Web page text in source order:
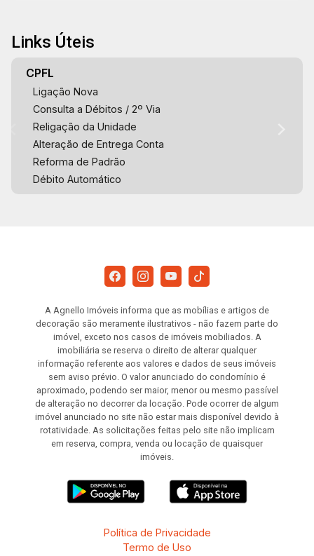
Links Úteis
CPFL
Ligação Nova
Consulta a Débitos / 2º Via
Religação da Unidade
Alteração de Entrega Conta
Reforma de Padrão
Débito Automático
A Agnello Imóveis informa que as mobílias e artigos de
decoração são meramente ilustrativos - não fazem parte do
imóvel, exceto nos casos de imóveis mobiliados. A
imobiliária se reserva o direito de alterar qualquer
informação referente aos valores e dados de seus imóveis
sem aviso prévio. O valor anunciado do condomínio é
aproximado, podendo ser maior, menor ou mesmo passível
de alteração no decorrer da locação. Pode ocorrer de algum
imóvel anunciado no site não estar mais disponível devido à
rotatividade. As solicitações feitas pelo site não implicam
em reserva, compra, venda ou locação de quaisquer
imóveis.
Política de Privacidade
Termo de Uso